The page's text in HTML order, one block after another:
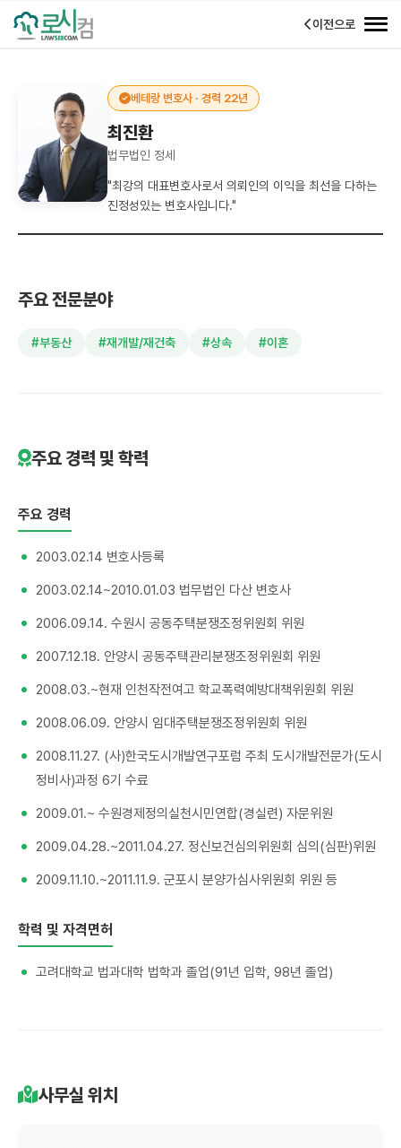
이전으로
베테랑 변호사 · 경력 22년
최진환
법무법인 정세
"최강의 대표변호사로서 의뢰인의 이익을 최선을 다하는
진정성있는 변호사입니다."
주요 전문분야
#부동산 #재개발/재건축 #상속 #이혼
주요 경력 및 학력
주요 경력
2003.02.14 변호사등록
2003.02.14~2010.01.03 법무법인 다산 변호사
2006.09.14. 수원시 공동주택분쟁조정위원회 위원
2007.12.18. 안양시 공동주택관리분쟁조정위원회 위원
2008.03.~현재 인천작전여고 학교폭력예방대책위원회 위원
2008.06.09. 안양시 임대주택분쟁조정위원회 위원
2008.11.27. (사)한국도시개발연구포럼 주최 도시개발전문가(도시
정비사)과정 6기 수료
2009.01.~ 수원경제정의실천시민연합(경실련) 자문위원
2009.04.28.~2011.04.27. 정신보건심의위원회 심의(심판)위원
2009.11.10.~2011.11.9. 군포시 분양가심사위원회 위원 등
학력 및 자격면허
고려대학교 법과대학 법학과 졸업(91년 입학, 98년 졸업)
사무실 위치